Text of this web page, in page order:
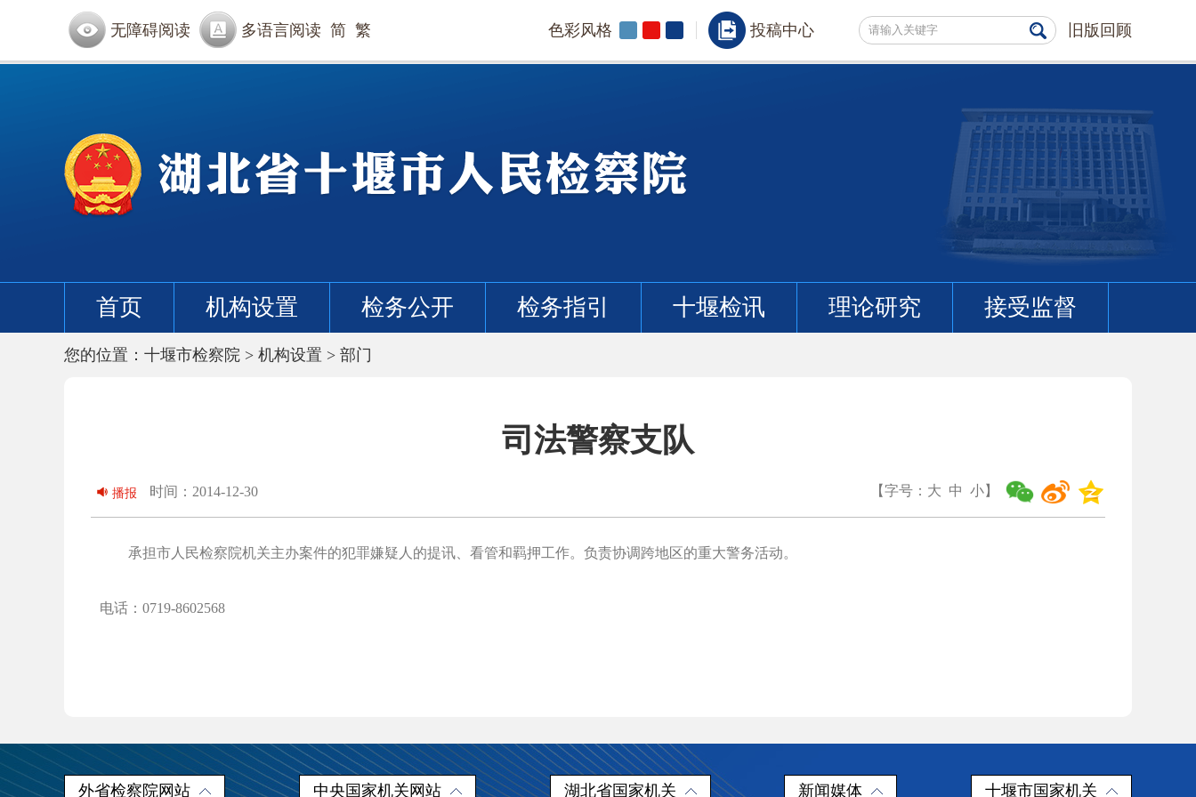
无障碍阅读 多语言阅读 简 繁 色彩风格 投稿中心 旧版回顾
首页 机构设置 检务公开 检务指引 十堰检讯 理论研究 接受监督
您的位置： 十堰市检察院 > 机构设置 > 部门
司法警察支队
【字号： 大 中 小】
播报 时间：2014-12-30
承担市人民检察院机关主办案件的犯罪嫌疑人的提讯、看管和羁押工作。负责协调跨地区的重大警务活动。
电话：0719-8602568
外省检察院网站 中央国家机关网站 湖北省国家机关 新闻媒体 十堰市国家机关